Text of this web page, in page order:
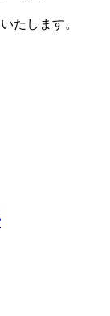
たします。